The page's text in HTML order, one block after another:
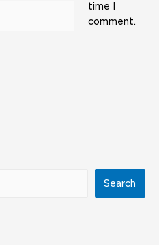
time I
comment.
Search